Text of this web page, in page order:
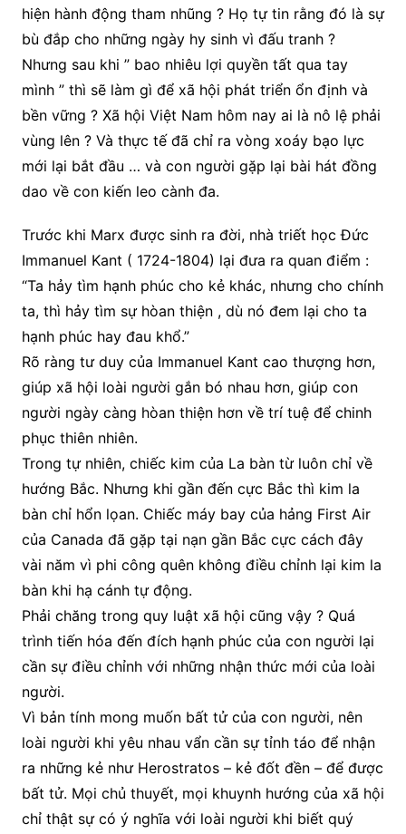
hiện hành động tham nhũng ? Họ tự tin rằng đó là sự
bù đắp cho những ngày hy sinh vì đấu tranh ?
Nhưng sau khi ” bao nhiêu lợi quyền tất qua tay
mình ” thì sẽ làm gì để xã hội phát triển ổn định và
bền vững ? Xã hội Việt Nam hôm nay ai là nô lệ phải
vùng lên ? Và thực tế đã chỉ ra vòng xoáy bạo lực
mới lại bắt đầu … và con người gặp lại bài hát đồng
dao về con kiến leo cành đa.
Trước khi Marx được sinh ra đời, nhà triết học Đức
Immanuel Kant ( 1724-1804) lại đưa ra quan điểm :
“Ta hảy tìm hạnh phúc cho kẻ khác, nhưng cho chính
ta, thì hảy tìm sự hòan thiện , dù nó đem lại cho ta
hạnh phúc hay đau khổ.”
Rõ ràng tư duy của Immanuel Kant cao thượng hơn,
giúp xã hội loài người gắn bó nhau hơn, giúp con
người ngày càng hòan thiện hơn về trí tuệ để chinh
phục thiên nhiên.
Trong tự nhiên, chiếc kim của La bàn từ luôn chỉ về
hướng Bắc. Nhưng khi gần đến cực Bắc thì kim la
bàn chỉ hổn lọan. Chiếc máy bay của hảng First Air
của Canada đã gặp tại nạn gần Bắc cực cách đây
vài năm vì phi công quên không điều chỉnh lại kim la
bàn khi hạ cánh tự động.
Phải chăng trong quy luật xã hội cũng vậy ? Quá
trình tiến hóa đến đích hạnh phúc của con người lại
cần sự điều chỉnh với những nhận thức mới của loài
người.
Vì bản tính mong muốn bất tử của con người, nên
loài người khi yêu nhau vẩn cần sự tỉnh táo để nhận
ra những kẻ như Herostratos – kẻ đốt đền – để được
bất tử. Mọi chủ thuyết, mọi khuynh hướng của xã hội
chỉ thật sự có ý nghĩa với loài người khi biết quý